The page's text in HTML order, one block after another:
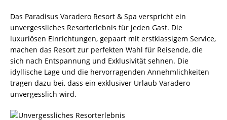
Das Paradisus Varadero Resort & Spa verspricht ein
unvergessliches Resorterlebnis für jeden Gast. Die
luxuriösen Einrichtungen, gepaart mit erstklassigem Service,
machen das Resort zur perfekten Wahl für Reisende, die
sich nach Entspannung und Exklusivität sehnen. Die
idyllische Lage und die hervorragenden Annehmlichkeiten
tragen dazu bei, dass ein exklusiver Urlaub Varadero
unvergesslich wird.